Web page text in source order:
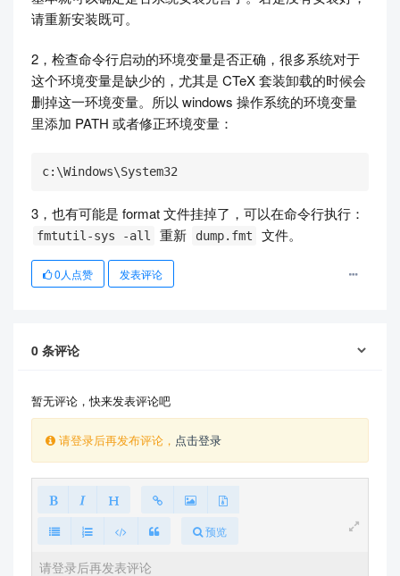
请重新安装既可。
2，检查命令行启动的环境变量是否正确，很多系统对于
这个环境变量是缺少的，尤其是 CTeX 套装卸载的时候会
删掉这一环境变量。所以 windows 操作系统的环境变量
里添加 PATH 或者修正环境变量：
c:\Windows\System32
3，也有可能是 format 文件挂掉了，可以在命令行执行：
fmtutil-sys -all 重新 dump.fmt 文件。
0 人点赞 发表评论
0 条评论
暂无评论，快来发表评论吧
请登录后再发布评论， 点击登录
预览